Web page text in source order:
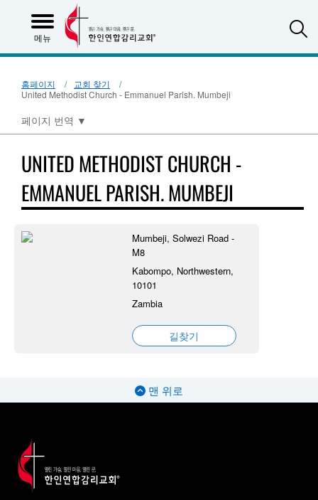
메뉴
홈페이지
교회 찾기
United Methodist Church - Emmanuel Parish. Mumbeji
페이지 번역 ▼
UNITED METHODIST CHURCH -
EMMANUEL PARISH. MUMBEJI
Mumbeji, Solwezi Road -
M8
Kabompo, Northwestern,
10101
Zambia
길찾기
맨 위로